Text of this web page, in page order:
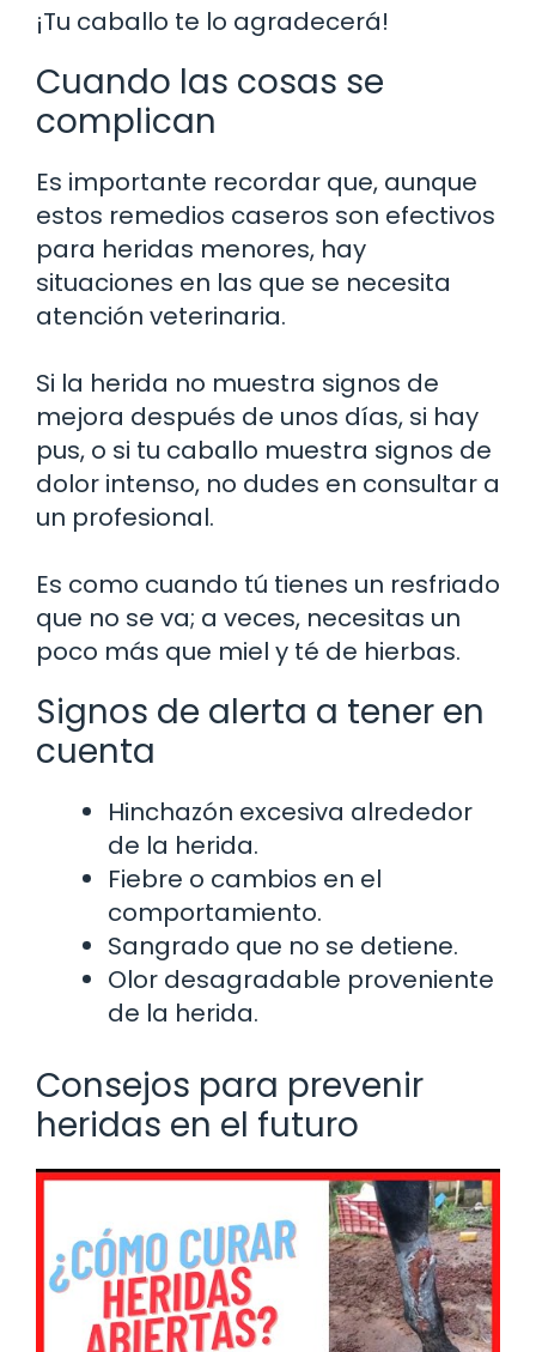
¡Tu caballo te lo agradecerá!
Cuando las cosas se
complican
Es importante recordar que, aunque
estos remedios caseros son efectivos
para heridas menores, hay
situaciones en las que se necesita
atención veterinaria.
Si la herida no muestra signos de
mejora después de unos días, si hay
pus, o si tu caballo muestra signos de
dolor intenso, no dudes en consultar a
un profesional.
Es como cuando tú tienes un resfriado
que no se va; a veces, necesitas un
poco más que miel y té de hierbas.
Signos de alerta a tener en
cuenta
Hinchazón excesiva alrededor
de la herida.
Fiebre o cambios en el
comportamiento.
Sangrado que no se detiene.
Olor desagradable proveniente
de la herida.
Consejos para prevenir
heridas en el futuro